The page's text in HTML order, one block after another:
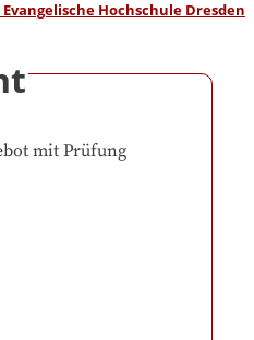
mit Prüfung